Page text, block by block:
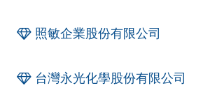
照敏企業股份有限公司
台灣永光化學股份有限公司